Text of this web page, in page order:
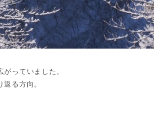
っていました。
る方向。